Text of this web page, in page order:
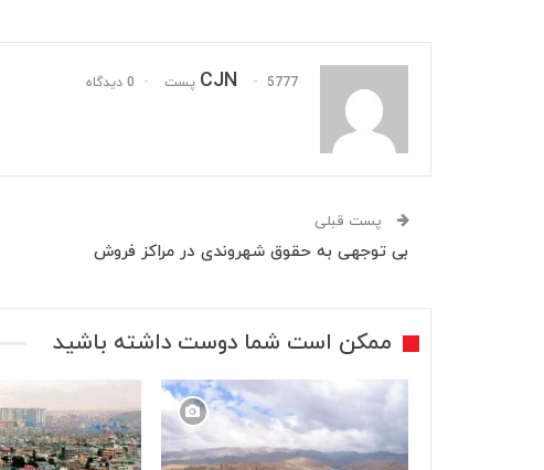
CJN 5777 پست 0 دیدگاه
پست قبلی
بی توجهی به حقوق شهروندی در مراکز فروش
ممکن است شما دوست داشته باشید